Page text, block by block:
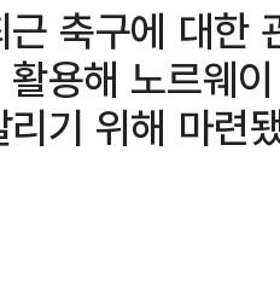
축구에 대한
용해 노르웨
기 위해 마련